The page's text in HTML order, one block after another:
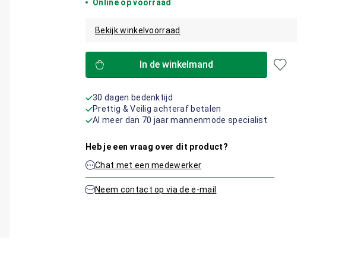
Online op voorraad
Bekijk winkelvoorraad
In de winkelmand
30 dagen bedenktijd
Prettig & Veilig achteraf betalen
Al meer dan 70 jaar mannenmode specialist
Heb je een vraag over dit product?
Chat met een medewerker
Neem contact op via de e-mail